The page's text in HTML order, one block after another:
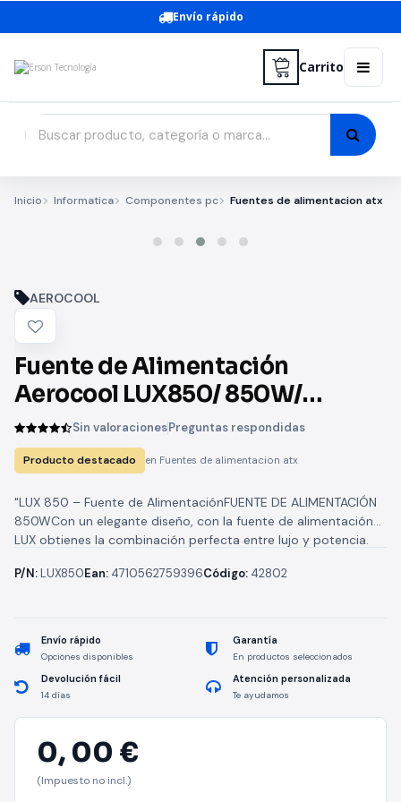
Envío rápido
Carrito
Inicio Informatica Componentes pc Fuentes de alimentacion atx
AEROCOOL
Fuente de Alimentación
Aerocool LUX850/ 850W/
Ventilador 12cm/ 80 Plus Bronze
Sin valoracionesPreguntas respondidas
Producto destacado en Fuentes de alimentacion atx
"LUX 850 – Fuente de AlimentaciónFUENTE DE ALIMENTACIÓN
850WCon un elegante diseño, con la fuente de alimentación
LUX obtienes la combinación perfecta entre lujo y potencia.
P/N:LUX850Ean: 4710562759396Código: 42802
Envío rápido
Opciones disponibles
Garantía
En productos seleccionados
Devolución fácil
14 días
Atención personalizada
Te ayudamos
0, 00 €
(Impuesto no incl.)